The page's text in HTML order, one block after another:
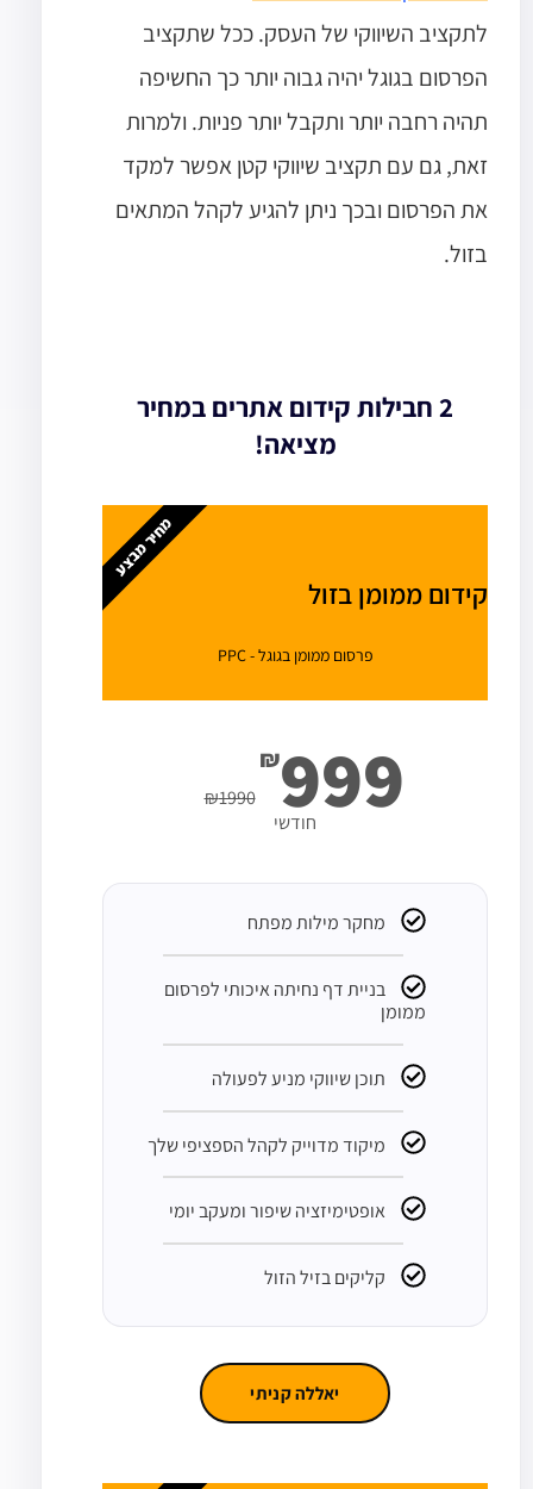
לתקציב השיווקי של העסק. ככל שתקציב
הפרסום בגוגל יהיה גבוה יותר כך החשיפה
תהיה רחבה יותר ותקבל יותר פניות. ולמרות
זאת, גם עם תקציב שיווקי קטן אפשר למקד
את הפרסום ובכך ניתן להגיע לקהל המתאים
בזול.
2 חבילות קידום אתרים במחיר
מציאה!
קידום ממומן בזול
פרסום ממומן בגוגל - PPC
₪1990
₪999
חודשי
מחקר מילות מפתח
בניית דף נחיתה איכותי לפרסום
ממומן
תוכן שיווקי מניע לפעולה
מיקוד מדוייק לקהל הספציפי שלך
אופטימיזציה שיפור ומעקב יומי
קליקים בזיל הזול
יאללה קניתי
מחיר מבצע